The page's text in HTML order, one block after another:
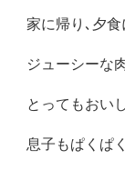
家に帰り､夕食
ジューシーな
とってもおい
息子もぱくぱ